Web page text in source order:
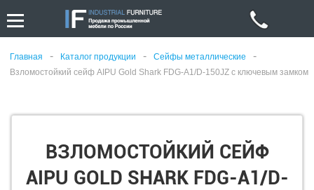
Главная - Каталог продукции - Сейфы металлические -
Взломостойкий сейф AIPU Gold Shark FDG-A1/D-150JZ с ключевым замком
ВЗЛОМОСТОЙКИЙ СЕЙФ
AIPU GOLD SHARK FDG-A1/D-